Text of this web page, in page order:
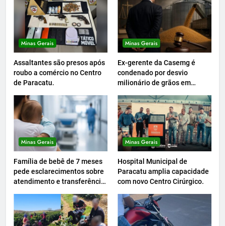
Minas Gerais
Assaltantes são presos após
roubo a comércio no Centro
de Paracatu.
Minas Gerais
Ex-gerente da Casemg é
condenado por desvio
milionário de grãos em
Minas Gerais
Família de bebê de 7 meses
pede esclarecimentos sobre
atendimento e transferência
Minas Gerais
Hospital Municipal de
Paracatu amplia capacidade
com novo Centro Cirúrgico.